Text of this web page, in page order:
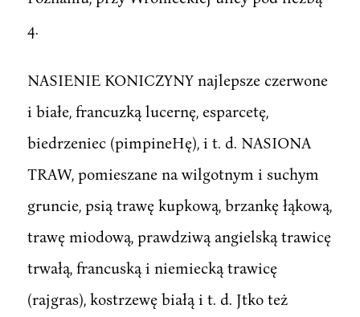
4.
NASIENIE KONICZYNY najlepsze czerwone
i białe, francuzką lucernę, esparcetę,
biedrzeniec (pimpineHę), i t. d. NASIONA
TRAW, pomieszane na wilgotnym i suchym
gruncie, psią trawę kupkową, brzankę łąkową,
trawę miodową, prawdziwą angielską trawicę
trwałą, francuską i niemiecką trawicę
(rajgras), kostrzewę białą i t. d. Jtko też